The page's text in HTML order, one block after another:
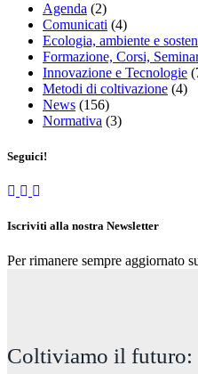
Agenda (2)
Comunicati (4)
Ecologia, ambiente e
Formazione, Corsi,
Innovazione e Tecnologie
Metodi di coltivazione (4)
News (156)
Normativa (3)
Seguici!
Iscriviti alla nostra Newsletter
Per rimanere sempre aggiornato
Coltiviamo il futuro: